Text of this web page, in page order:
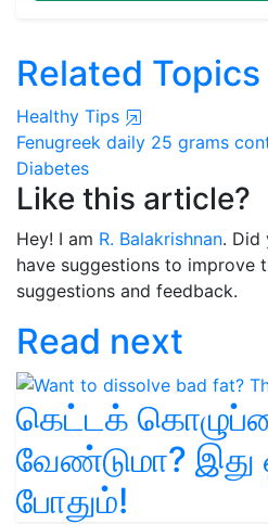
Related Topics
Healthy Tips
Fenugreek daily 25 grams
Diabetes
Like this article?
Hey! I am R. Balakrishnan. Did
have suggestions to improve
suggestions and feedback.
Read next
கெட்டக்
வேண்டுமா?
போதும்!